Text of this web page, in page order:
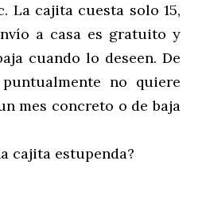
La cajita cuesta solo 15,
a casa es gratuito y
cuando lo deseen. De
no quiere
mes concreto o de baja
cajita estupenda?